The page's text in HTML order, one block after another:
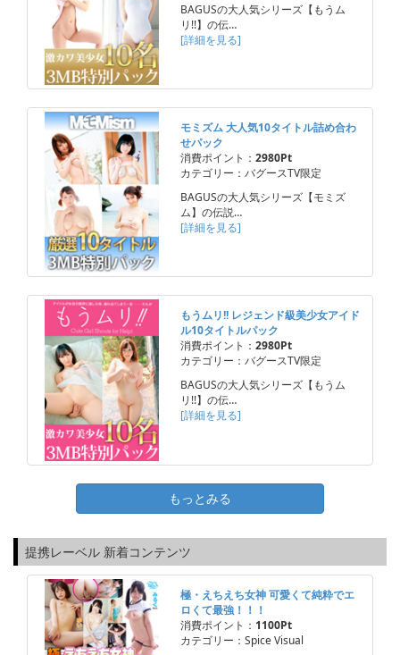
BAGUSの大人気シリーズ【もうム
リ!!】の伝…
[詳細を見る]
モミズム 大人気10タイトル詰め合わ
せパック
消費ポイント： 2980Pt
カテゴリー：バグースTV限定
BAGUSの大人気シリーズ【モミズ
ム】の伝説…
[詳細を見る]
もうムリ!! レジェンド級美少女アイド
ル10タイトルパック
消費ポイント： 2980Pt
カテゴリー：バグースTV限定
BAGUSの大人気シリーズ【もうム
リ!!】の伝…
[詳細を見る]
もっとみる
提携レーベル 新着コンテンツ
極・えちえち女神 可愛くて純粋でエ
ロくて最強！！！
消費ポイント： 1100Pt
カテゴリー：Spice Visual